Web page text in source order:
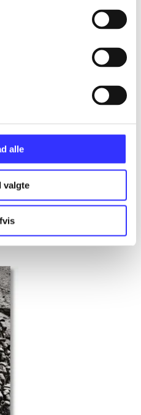
alle
valgte
Holstein : Textsammlung